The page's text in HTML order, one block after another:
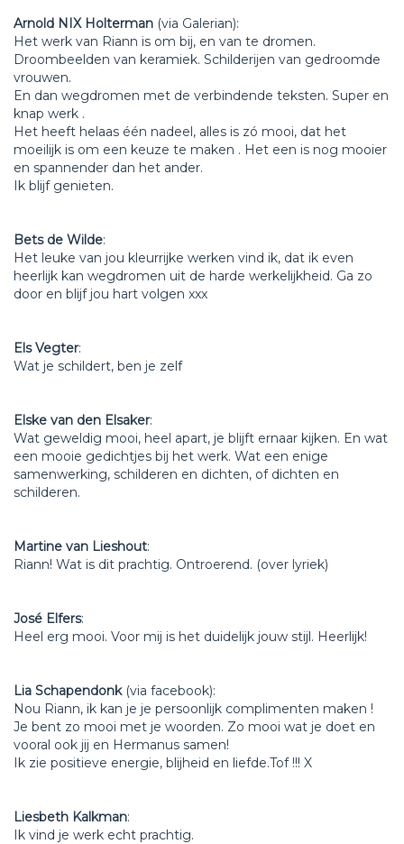
Arnold NIX Holterman (via Galerian):
Het werk van Riann is om bij, en van te dromen.
Droombeelden van keramiek. Schilderijen van gedroomde
vrouwen.
En dan wegdromen met de verbindende teksten. Super en
knap werk .
Het heeft helaas één nadeel, alles is zó mooi, dat het
moeilijk is om een keuze te maken . Het een is nog mooier
en spannender dan het ander.
Ik blijf genieten.
Bets de Wilde:
Het leuke van jou kleurrijke werken vind ik, dat ik even
heerlijk kan wegdromen uit de harde werkelijkheid. Ga zo
door en blijf jou hart volgen xxx
Els Vegter:
Wat je schildert, ben je zelf
Elske van den Elsaker:
Wat geweldig mooi, heel apart, je blijft ernaar kijken. En wat
een mooie gedichtjes bij het werk. Wat een enige
samenwerking, schilderen en dichten, of dichten en
schilderen.
Martine van Lieshout:
Riann! Wat is dit prachtig. Ontroerend. (over lyriek)
José Elfers:
Heel erg mooi. Voor mij is het duidelijk jouw stijl. Heerlijk!
Lia Schapendonk(via facebook):
Nou Riann, ik kan je je persoonlijk complimenten maken !
Je bent zo mooi met je woorden. Zo mooi wat je doet en
vooral ook jij en Hermanus samen!
Ik zie positieve energie, blijheid en liefde.Tof !!! X
Liesbeth Kalkman:
Ik vind je werk echt prachtig.